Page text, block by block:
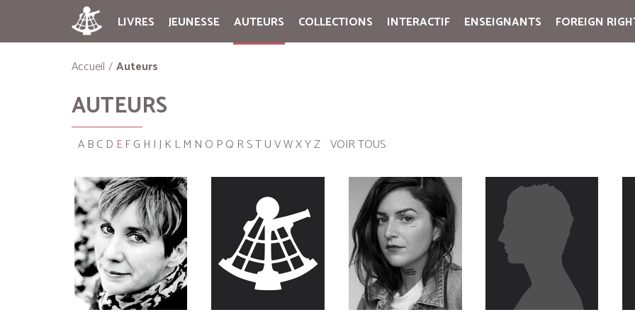
LIVRES JEUNESSE AUTEURS COLLECTIONS INTERACTIF ENSEIGNANTS FOREIGN
Accueil Auteurs
AUTEURS
A BC D E FG H I J K L M N O PQ RSTUVWXYZ VOIR TOUS